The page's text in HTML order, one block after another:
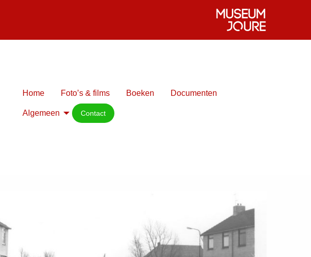
Home Foto’s & films Boeken Documenten
Algemeen Contact